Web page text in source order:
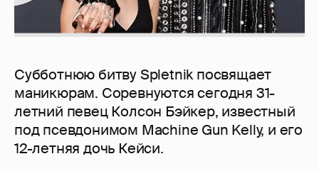
Субботнюю битву Spletnik посвящает
маникюрам. Соревнуются сегодня 31-
летний певец Колсон Бэйкер, известный
под псевдонимом Machine Gun Kelly, и его
12-летняя дочь Кейси.